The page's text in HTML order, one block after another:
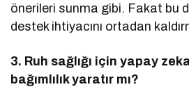
önerileri sunma gibi. Fakat bu
destek ihtiyacını ortadan
3. Ruh sağlığı için yapay
bağımlılık yaratır mı?